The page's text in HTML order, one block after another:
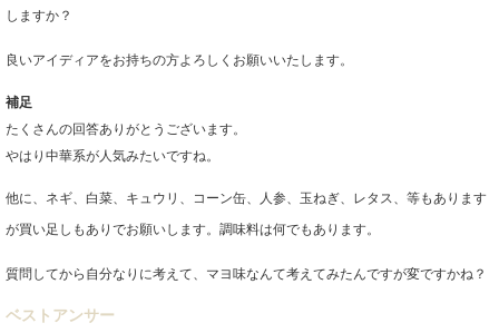
しますか？
良いアイディアをお持ちの方よろしくお願いいたします。
補足
たくさんの回答ありがとうございます。
やはり中華系が人気みたいですね。
他に、ネギ、白菜、キュウリ、コーン缶、人参、玉ねぎ、レタス、等もあります
が買い足しもありでお願いします。調味料は何でもあります。
質問してから自分なりに考えて、マヨ味なんて考えてみたんですが変ですかね？
ベストアンサー